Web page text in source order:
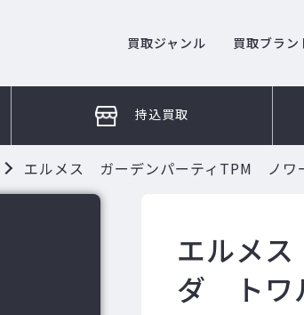
買取ジャンル 買取ブラン
持込買取
エルメス ガーデンパーティTPM ノ
エルメ
ダ トワ